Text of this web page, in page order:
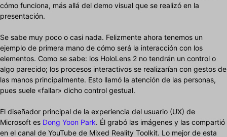
cómo funciona, más allá del demo visual que se realizó en la
presentación.
Se sabe muy poco o casi nada. Felizmente ahora tenemos un
ejemplo de primera mano de cómo será la interacción con los
elementos. Como se sabe: los HoloLens 2 no tendrán un control o
algo parecido; los procesos interactivos se realizarían con gestos de
las manos principalmente. Esto llamó la atención de las personas,
pues suele «fallar» dicho control gestual.
El diseñador principal de la experiencia del usuario (UX) de
Microsoft es Dong Yoon Park. Él grabó las imágenes y las compartió
en el canal de YouTube de Mixed Reality Toolkit. Lo mejor de esta